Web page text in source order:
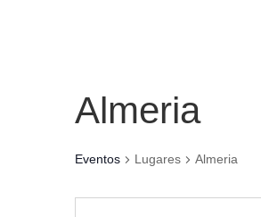
Almeria
Eventos Lugares Almeria